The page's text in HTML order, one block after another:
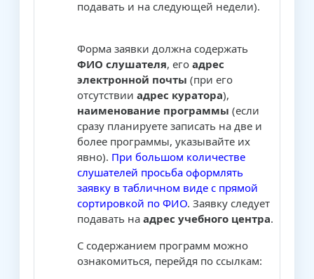
подавать и на следующей недели).
Форма заявки должна содержать
ФИО слушателя, его адрес
электронной почты (при его
отсутствии адрес куратора),
наименование программы (если
сразу планируете записать на две и
более программы, указывайте их
явно). При большом количестве
слушателей просьба оформлять
заявку в табличном виде с прямой
сортировкой по ФИО. Заявку следует
подавать на адрес учебного центра.
С содержанием программ можно
ознакомиться, перейдя по ссылкам: